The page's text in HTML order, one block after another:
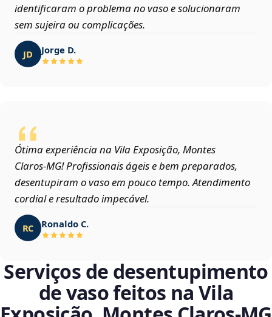
identificaram o problema no vaso e solucionaram
sem sujeira ou complicações.
JD Jorge D.
Ótima experiência na Vila Exposição, Montes
Claros‑MG! Profissionais ágeis e bem preparados,
desentupiram o vaso em pouco tempo. Atendimento
cordial e resultado impecável.
RC Ronaldo C.
Serviços de desentupimento
de vaso feitos na Vila